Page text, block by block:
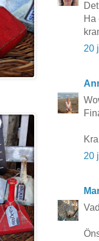
Ha
20
20